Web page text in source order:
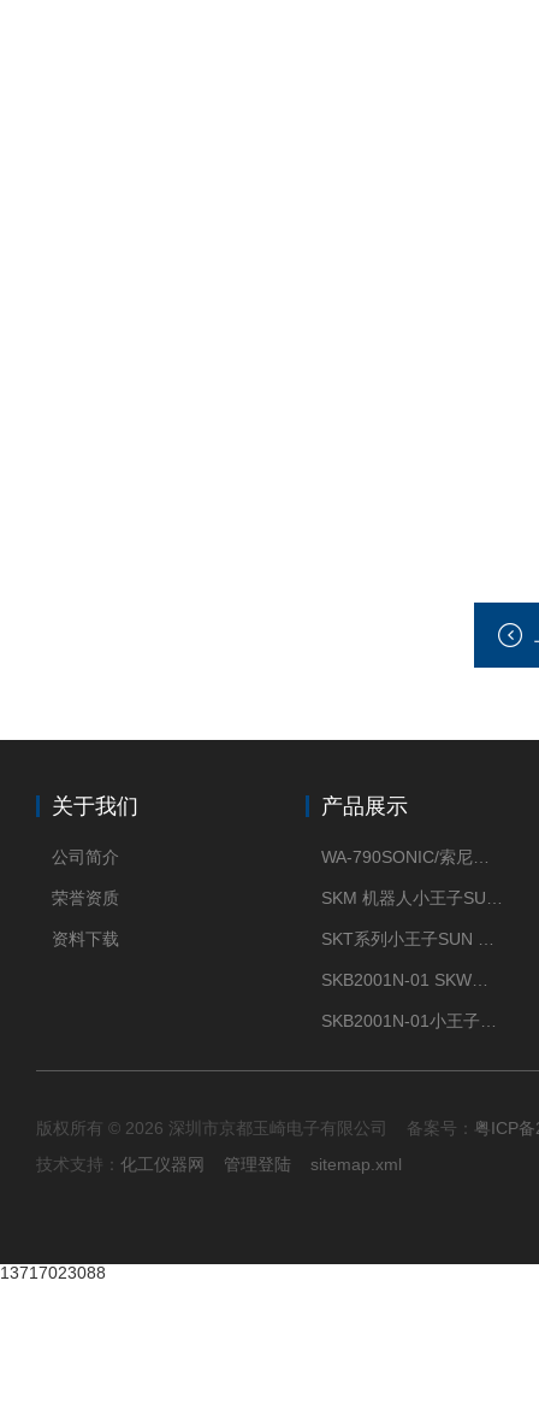
关于我们
公司简介
荣誉资质
资料下载
产品展示
WA-790SONIC/索尼克 WAM-100新型迷你风速仪
SKM 机器人小王子SUN ENERGY紫外线臭氧清洗设备UV清洗
SKT系列小王子SUN ENERGY紫外线臭氧清洗设备UV清洗
SKB2001N-01 SKW小王子SUN ENERGY紫外线臭氧清洗设备辐照器
SKB2001N-01小王子SUN ENERGY紫外线臭氧清洗设备
版权所有 © 2026 深圳市京都玉崎电子有限公司 备案号： 粤ICP
技术支持： 化工仪器网 管理登陆 sitemap.xml
13717023088